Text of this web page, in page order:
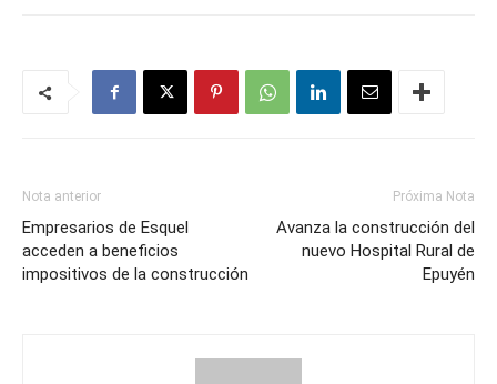
Nota anterior
Empresarios de Esquel
acceden a beneficios
impositivos de la construcción
Próxima Nota
Avanza la construcción del
nuevo Hospital Rural de
Epuyén